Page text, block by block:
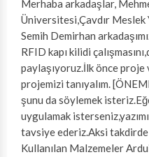
Merhaba arkadaşlar,
Üniversitesi,Çavdır
Semih Demirhan
RFID kapı kilidi
paylaşıyoruz.İlk önce
projemizi tanıyalım.
şunu da söylemek
uygulamak
tavsiye ederiz.Aksi
Kullanılan Malzemeler